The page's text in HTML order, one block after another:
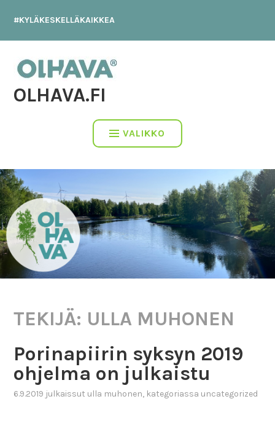
sisältöön
#KYLÄKESKELLÄKAIKKEA
OLHAVA.FI
VALIKKO
TEKIJÄ: ULLA MUHONEN
Porinapiirin syksyn 2019
ohjelma on julkaistu
6.9.2019 julkaissut ulla muhonen, kategoriassa uncategorized